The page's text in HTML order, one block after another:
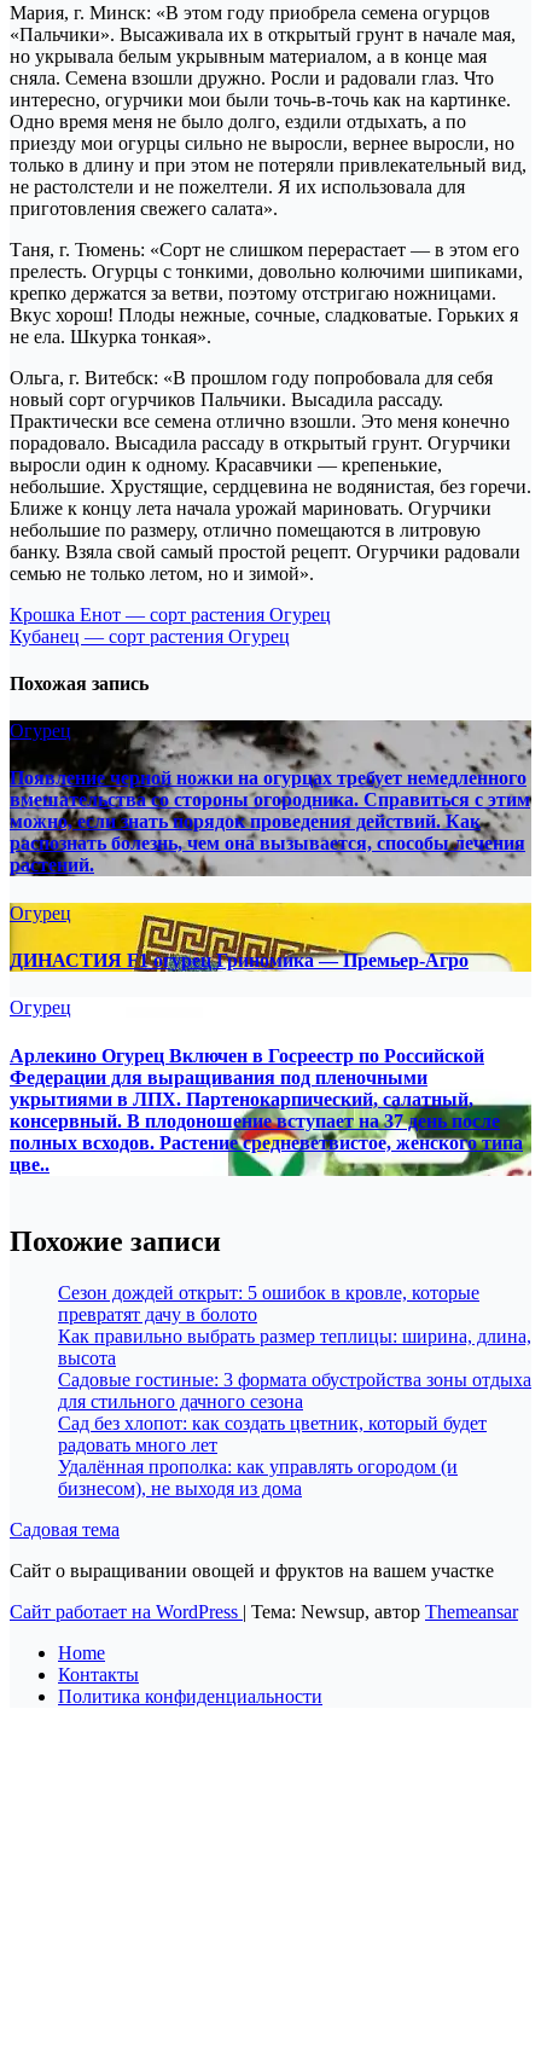
Мария, г. Минск: «В этом году приобрела семена огурцов
«Пальчики». Высаживала их в открытый грунт в начале мая,
но укрывала белым укрывным материалом, а в конце мая
сняла. Семена взошли дружно. Росли и радовали глаз. Что
интересно, огурчики мои были точь-в-точь как на картинке.
Одно время меня не было долго, ездили отдыхать, а по
приезду мои огурцы сильно не выросли, вернее выросли, но
только в длину и при этом не потеряли привлекательный вид,
не растолстели и не пожелтели. Я их использовала для
приготовления свежего салата».
Таня, г. Тюмень: «Сорт не слишком перерастает — в этом его
прелесть. Огурцы с тонкими, довольно колючими шипиками,
крепко держатся за ветви, поэтому отстригаю ножницами.
Вкус хорош! Плоды нежные, сочные, сладковатые. Горьких я
не ела. Шкурка тонкая».
Ольга, г. Витебск: «В прошлом году попробовала для себя
новый сорт огурчиков Пальчики. Высадила рассаду.
Практически все семена отлично взошли. Это меня конечно
порадовало. Высадила рассаду в открытый грунт. Огурчики
выросли один к одному. Красавчики — крепенькие,
небольшие. Хрустящие, сердцевина не водянистая, без горечи.
Ближе к концу лета начала урожай мариновать. Огурчики
небольшие по размеру, отлично помещаются в литровую
банку. Взяла свой самый простой рецепт. Огурчики радовали
семью не только летом, но и зимой».
Навигация
по
записям
Крошка Енот — сорт растения Огурец
Кубанец — сорт растения Огурец
Похожая запись
Огурец
Появление черной ножки на огурцах требует немедленного
вмешательства со стороны огородника. Справиться с этим
можно, если знать порядок проведения действий. Как
распознать болезнь, чем она вызывается, способы лечения
растений.
Огурец
ДИНАСТИЯ F1 огурец Гриномика — Премьер-Агро
Огурец
Арлекино Огурец Включен в Госреестр по Российской
Федерации для выращивания под пленочными
укрытиями в ЛПХ. Партенокарпический, салатный,
консервный. В плодоношение вступает на 37 день после
полных всходов. Растение средневетвистое, женского типа
цве..
Похожие записи
Сезон дождей открыт: 5 ошибок в кровле, которые
превратят дачу в болото
Как правильно выбрать размер теплицы: ширина, длина,
высота
Садовые гостиные: 3 формата обустройства зоны отдыха
для стильного дачного сезона
Сад без хлопот: как создать цветник, который будет
радовать много лет
Удалённая прополка: как управлять огородом (и
бизнесом), не выходя из дома
Садовая тема
Сайт о выращивании овощей и фруктов на вашем участке
Сайт работает на WordPress | Тема: Newsup, автор Themeansar
Home
Контакты
Политика конфиденциальности